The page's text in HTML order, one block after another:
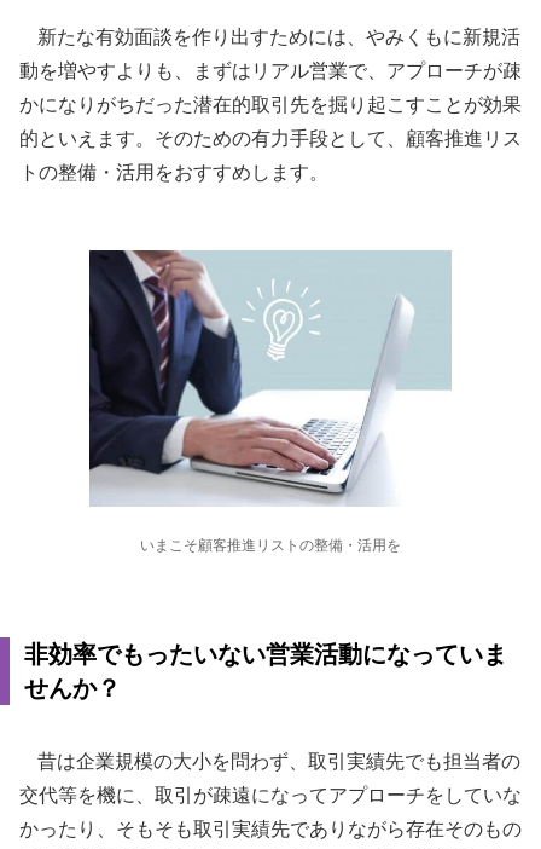
新たな有効面談を作り出すためには、やみくもに新規活
動を増やすよりも、まずはリアル営業で、アプローチが疎
かになりがちだった潜在的取引先を掘り起こすことが効果
的といえます。そのための有力手段として、顧客推進リス
トの整備・活用をおすすめします。
いまこそ顧客推進リストの整備・活用を
非効率でもったいない営業活動になっていま
せんか？
昔は企業規模の大小を問わず、取引実績先でも担当者の
交代等を機に、取引が疎遠になってアプローチをしていな
かったり、そもそも取引実績先でありながら存在そのもの